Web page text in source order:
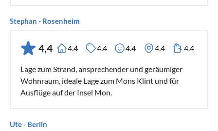
Stephan - Rosenheim
4,4 4.4 4.4 4.4 4.4 4.4
Lage zum Strand, ansprechender und geräumiger
Wohnraum, ideale Lage zum Mons Klint und für
Ausflüge auf der Insel Mon.
Ute - Berlin